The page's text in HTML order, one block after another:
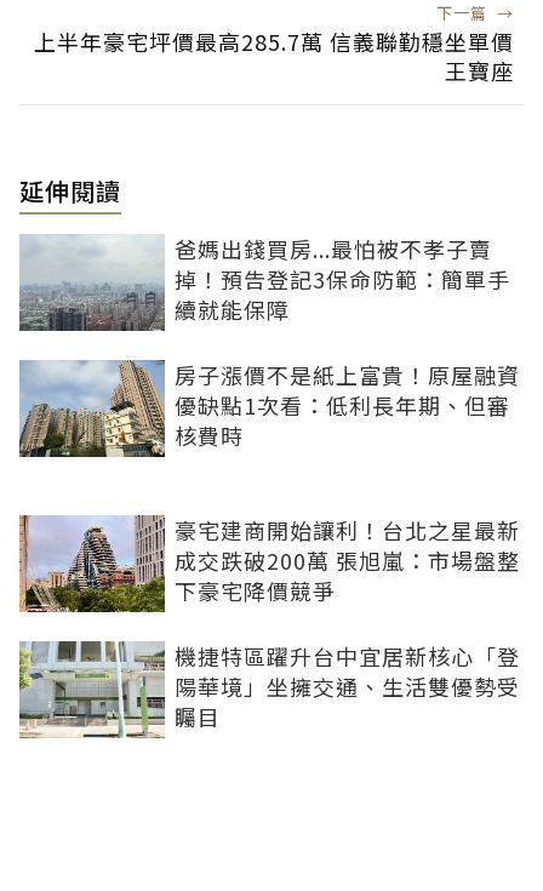
下一篇 →
上半年豪宅坪價最高285.7萬 信義聯勤穩坐單價
王寶座
延伸閱讀
爸媽出錢買房...最怕被不孝子賣
掉！預告登記3保命防範：簡單手
續就能保障
房子漲價不是紙上富貴！原屋融資
優缺點1次看：低利長年期、但審
核費時
豪宅建商開始讓利！台北之星最新
成交跌破200萬 張旭嵐：市場盤整
下豪宅降價競爭
機捷特區躍升台中宜居新核心「登
陽華境」坐擁交通、生活雙優勢受
矚目